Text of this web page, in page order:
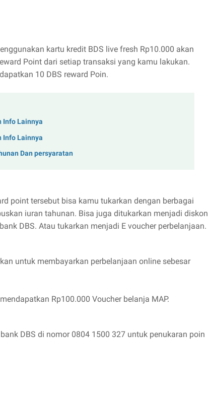
kartu kredit BDS live fresh Rp10.000 akan
Point dari setiap transaksi yang kamu lakukan.
10 DBS reward Poin.
Info Lainnya
Info Lainnya
Dan persyaratan
point tersebut bisa kamu tukarkan dengan berbagai
iuran tahunan. Bisa juga ditukarkan menjadi diskon
DBS. Atau tukarkan menjadi E voucher perbelanjaan.
untuk membayarkan perbelanjaan online sebesar
Rp100.000 Voucher belanja MAP.
DBS di nomor 0804 1500 327 untuk penukaran poin